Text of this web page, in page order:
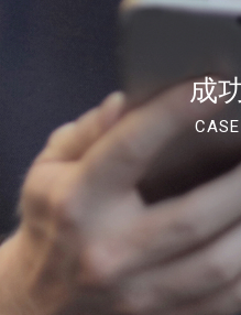
成